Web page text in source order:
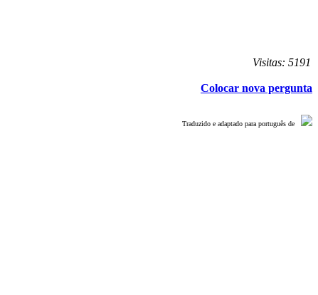
Visitas: 5191
Colocar nova pergunta
Traduzido e adaptado para português de